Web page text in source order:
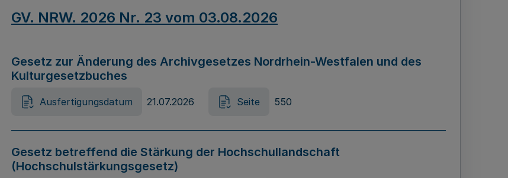
GV. NRW. 2026 Nr. 23 vom 03.08.2026
Gesetz zur Änderung des Archivgesetzes Nordrhein-Westfalen und des
Kulturgesetzbuches
Ausfertigungsdatum 21.07.2026 Seite 550
Gesetz betreffend die Stärkung der Hochschullandschaft
(Hochschulstärkungsgesetz)